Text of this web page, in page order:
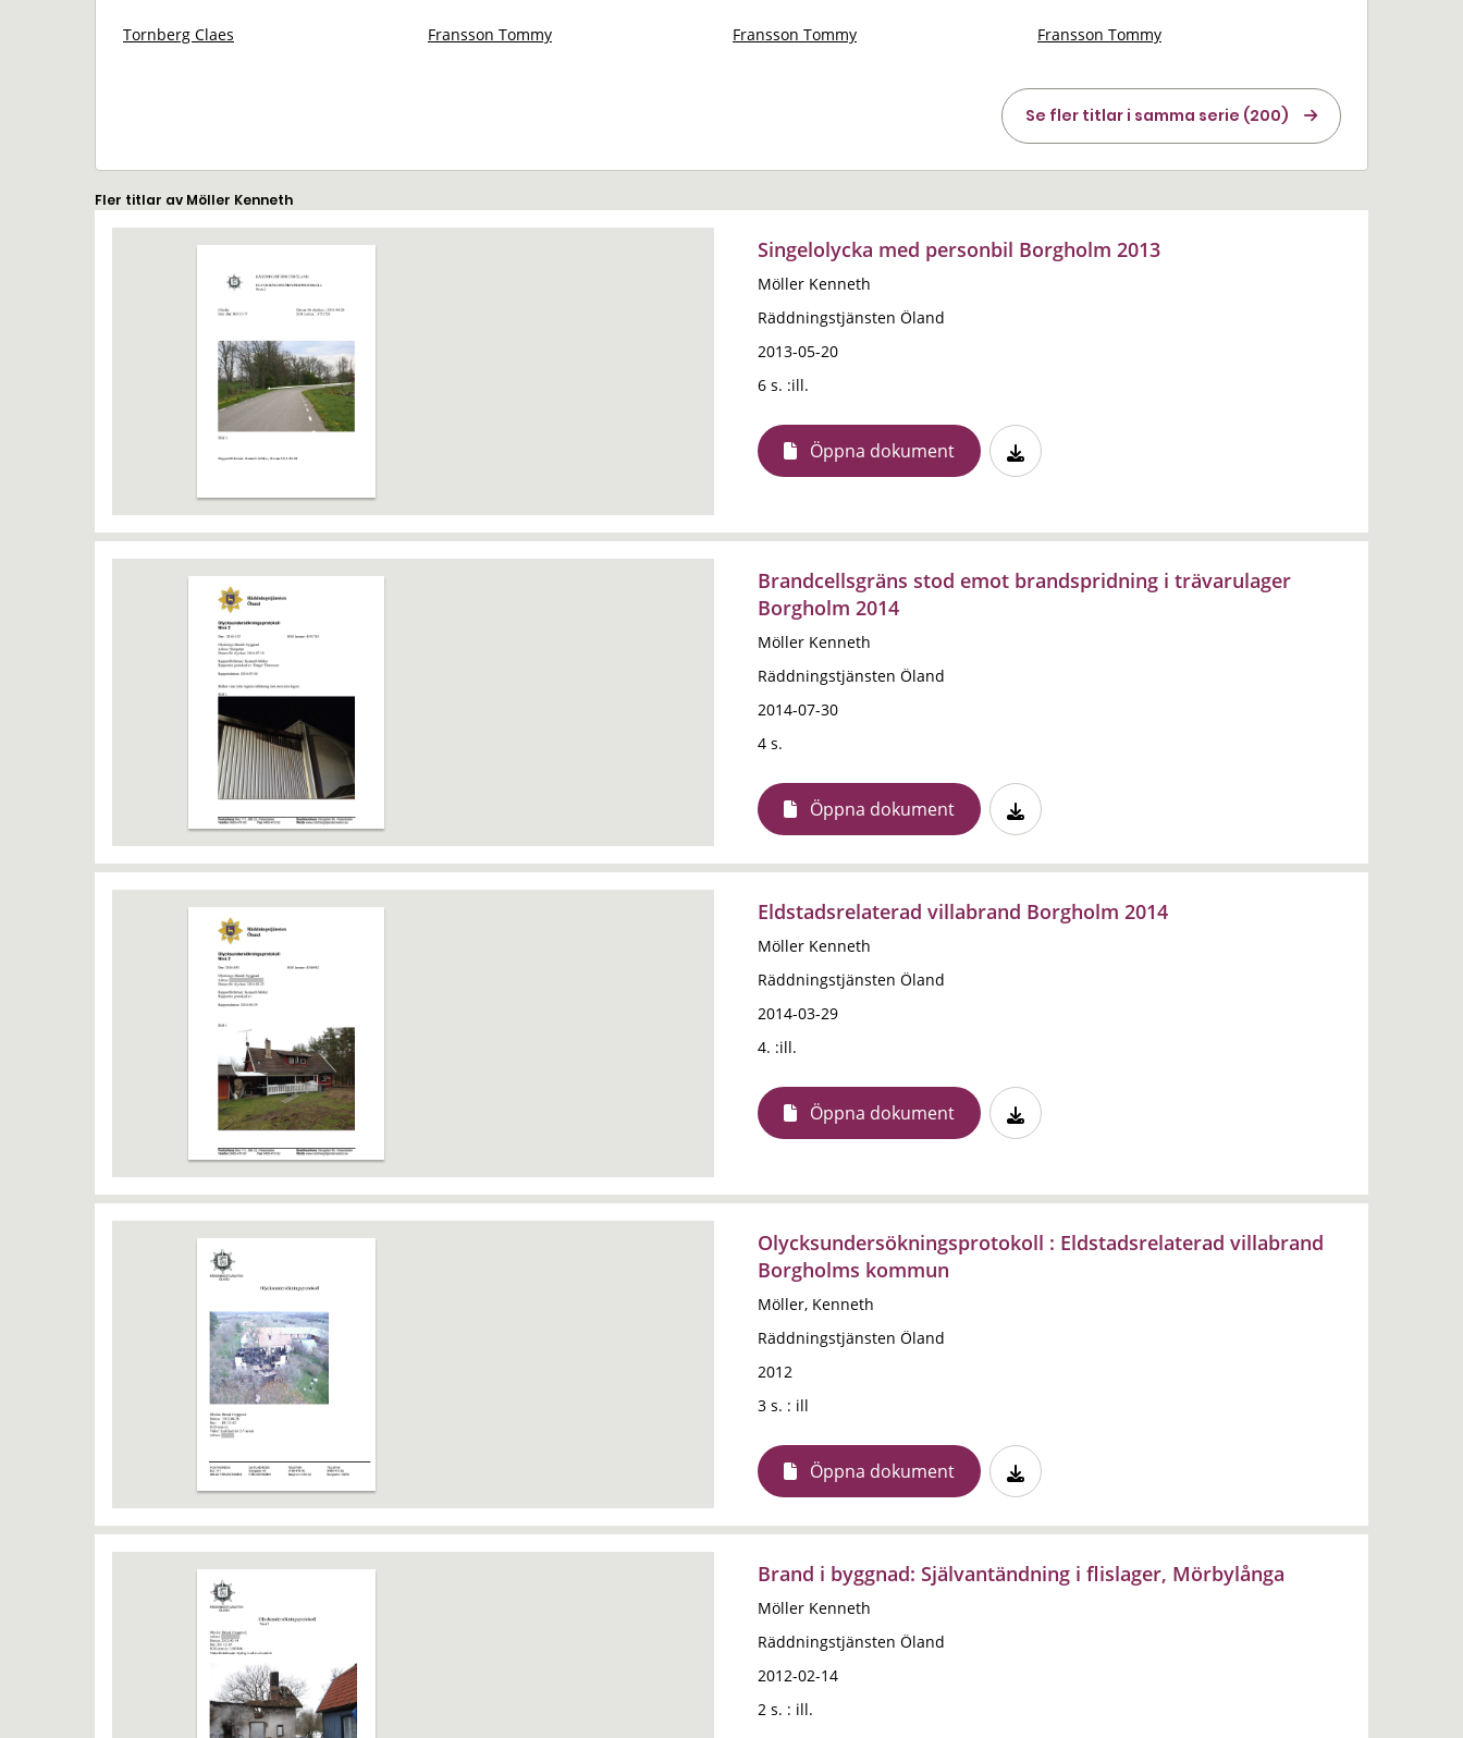
Tornberg Claes Fransson Tommy Fransson Tommy Fransson Tommy
Se fler titlar i samma serie (200)
Fler titlar av Möller Kenneth
Singelolycka med personbil Borgholm 2013
Möller Kenneth
Räddningstjänsten Öland
2013-05-20
6 s. :ill.
Öppna dokument
Brandcellsgräns stod emot brandspridning i trävarulager
Borgholm 2014
Möller Kenneth
Räddningstjänsten Öland
2014-07-30
4 s.
Öppna dokument
Eldstadsrelaterad villabrand Borgholm 2014
Möller Kenneth
Räddningstjänsten Öland
2014-03-29
4. :ill.
Öppna dokument
Olycksundersökningsprotokoll : Eldstadsrelaterad villabrand
Borgholms kommun
Möller, Kenneth
Räddningstjänsten Öland
2012
3 s. : ill
Öppna dokument
Brand i byggnad: Självantändning i flislager, Mörbylånga
Möller Kenneth
Räddningstjänsten Öland
2012-02-14
2 s. : ill.